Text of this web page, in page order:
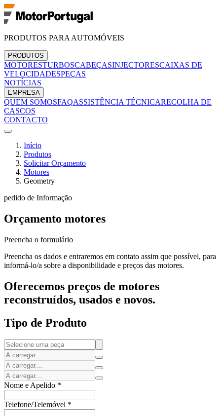
PRODUTOS PARA AUTOMÓVEIS
PRODUTOS
MOTORESTURBOSCABEÇASINJECTORESCAIXAS DE
VELOCIDADESPEÇAS
NOTÍCIAS
EMPRESA
QUEM SOMOSFAQASSISTÊNCIA TÉCNICARECOLHA DE
CASCOS
CONTACTO
Início
Produtos
Solicitar Orçamento
Motores
Geometry
pedido de Informação
Orçamento motores
Preencha o formulário
Preencha os dados e entraremos em contato assim que possível, para
informá-lo/a sobre a disponibilidade e preços das motores.
Oferecemos preços de motores
reconstruídos, usados e novos.
Tipo de Produto
Nome e Apelido *
Telefone/Telemóvel *